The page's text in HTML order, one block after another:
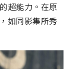
超能力。在原
如同影集所秀